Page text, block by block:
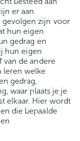
er aan
gevolgen zijn voor
hun eigen
gedrag en
hun eigen
van de andere
leren welke
gedrag,
waar plaats je je
elkaar. Hier wordt
die bepaalde